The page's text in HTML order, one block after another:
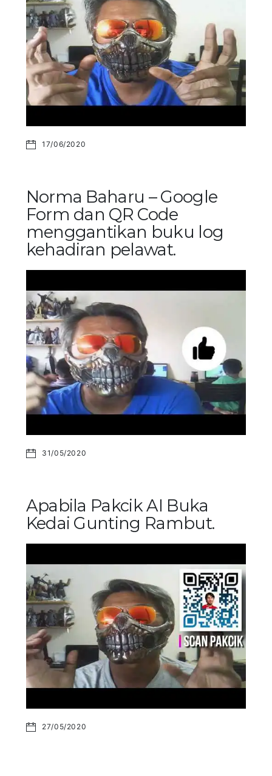
17/06/2020
Norma Baharu – Google
Form dan QR Code
menggantikan buku log
kehadiran pelawat.
31/05/2020
Apabila Pakcik AI Buka
Kedai Gunting Rambut.
27/05/2020